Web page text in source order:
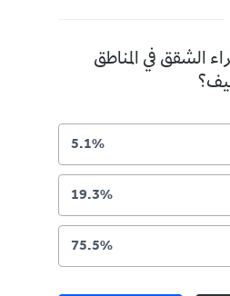
الشقق في المناطق
5.1%
19.3%
75.5%